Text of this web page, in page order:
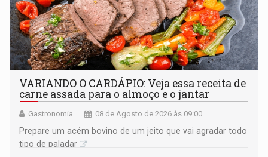
VARIANDO O CARDÁPIO: Veja essa receita de
carne assada para o almoço e o jantar
Gastronomia 08 de Agosto de 2026 às 09:00
Prepare um acém bovino de um jeito que vai agradar todo
tipo de paladar